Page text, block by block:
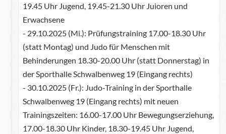
19.45 Uhr Jugend, 19.45-21.30 Uhr Juioren und
Erwachsene
- 29.10.2025 (Mi.): Prüfungstraining 17.00-18.30 Uhr
(statt Montag) und Judo für Menschen mit
Behinderungen 18.30-20.00 Uhr (statt Donnerstag) in
der Sporthalle Schwalbenweg 19 (Eingang rechts)
- 30.10.2025 (Fr.): Judo-Training in der Sporthalle
Schwalbenweg 19 (Eingang rechts) mit neuen
Trainingszeiten: 16.00-17.00 Uhr Bewegungserziehung,
17.00-18.30 Uhr Kinder, 18.30-19.45 Uhr Jugend,